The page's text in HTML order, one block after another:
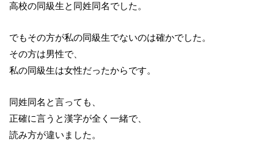
高校の同級生と同姓同名でした。
でもその方が私の同級生でないのは確かでした。
その方は男性で、
私の同級生は女性だったからです。
同姓同名と言っても、
正確に言うと漢字が全く一緒で、
読み方が違いました。